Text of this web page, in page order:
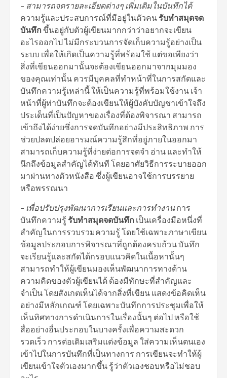
– สามารถจดรายละเอียดต่างๆ เพิ่มเติมในบันทึกได้
ความรู้และประสบการณ์ที่มีอยู่ในตัวคน รับทำสมุดจด
บันทึก ขึ้นอยู่กับตัวผู้เขียนมากกว่าว่าอยากจะเขียน
อะไรออกไป ไม่มีกระบวนการจัดเก็บความรู้อย่างเป็น
ระบบ เพื่อให้เกิดเป็นความรู้ที่พร้อมใช้ แต่ขอเพียงว่า
สิ่งที่เขียนออกมานั้นจะต้องเขียนออกมาจากมุมมอง
ของคุณเท่านั้น ควรมีบุคคลที่ทำหน้าที่ในการสกัดและ
บันทึกความรู้เหล่านี้ ให้เป็นความรู้ที่พร้อมใช้งาน เจ้า
หน้าที่ผู้ท่าบันทึกจะต้องเขียนให้ผู้บังคับบัญชาเข้าใจถึง
ประเด็นที่เป็นปัญหาของเรื่องที่ต้องพิจารณา สามารถ
เข้าถึงได้ง่ายซึ่งการจดบันทึกอย่างมีประสิทธิภาพ การ
ช่วยปลดปล่อยอารมณ์ความรู้สึกที่อยู่ภายในออกมา
สามารถเก็บความรู้ที่ง่ายต่อการจดจำ อ่าน และทำให้
นึกถึงข้อมูลสำคัญได้ทันที โดยอาศัยวิธีการระบายออก
มาผ่านทางตัวหนังสือ ซึ่งผู้เขียนอาจใช้การบรรยาย
หรือพรรณนา
– เพื่อปรับปรุงพัฒนาการเรียนและการทำงาน การ
บันทึกความรู้ รับทำสมุดจดบันทึก เป็นเครื่องมือหนึ่งที่
สำคัญในการรวบรวมความรู้ โดยใช้เฉพาะภาษาเขียน
ข้อมูลประกอบการพิจารณาที่ถูกต้องครบถ้วน บันทึก
จะเรียนรู้และสกัดได้กรอบแนวคิดในเนื้อหานั้นๆ
สามารถทำให้ผู้เขียนมองเห็นพัฒนาการทางด้าน
ความคิดของตัวผู้เขียนได้ ต้องมีทักษะที่สำคัญและ
จำเป็น โดยสังเกตเห็นได้จากสิ่งที่เขียน แสดงข้อคิดเห็น
อย่างมีหลักเกณฑ์ โดยเฉพาะบันทึกการประชุมเพื่อให้
เห็นทิศทางการดำเนินการในเรื่องนั้นๆ ต่อไป หรือใช้
สื่ออย่างอื่นประกอบในบางครั้งเพื่อความสะดวก
รวดเร็ว การต่อเติมเสริมแต่งข้อมูล ใส่ความเห็นตนเอง
เข้าไปในการบันทึกที่เป็นทางการ การเขียนจะทำให้ผู้
เขียนเข้าใจตัวเองมากขึ้น รู้ว่าตัวเองชอบหรือไม่ชอบ